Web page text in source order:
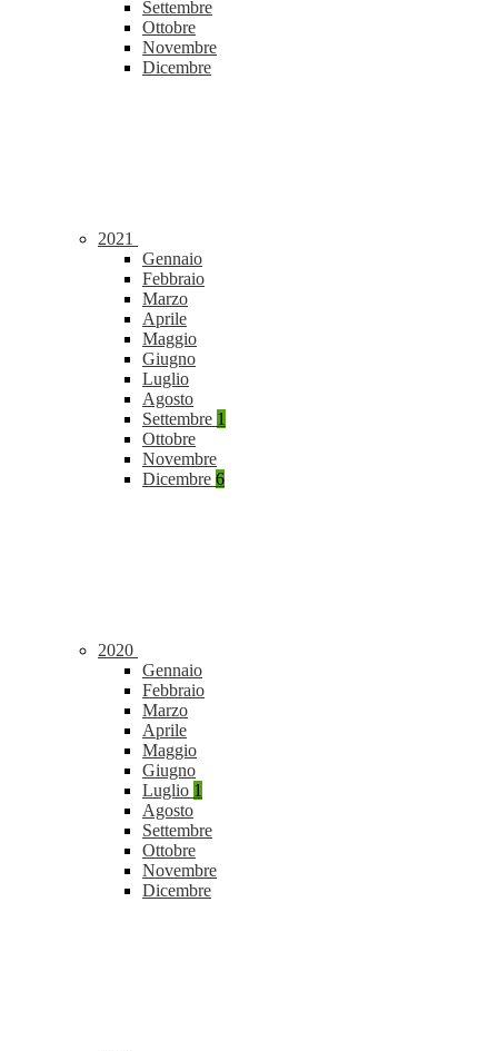
Settembre
Ottobre
Novembre
Dicembre
2021
Gennaio
Febbraio
Marzo
Aprile
Maggio
Giugno
Luglio
Agosto
Settembre 1
Ottobre
Novembre
Dicembre 6
2020
Gennaio
Febbraio
Marzo
Aprile
Maggio
Giugno
Luglio 1
Agosto
Settembre
Ottobre
Novembre
Dicembre